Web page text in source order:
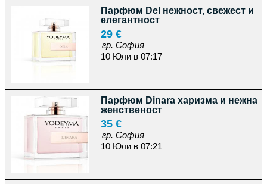
Парфюм Del нежност, свежест и
елегантност
29 €
гр. София
10 Юли в 07:17
Парфюм Dinara харизма и нежна
женственост
35 €
гр. София
10 Юли в 07:21